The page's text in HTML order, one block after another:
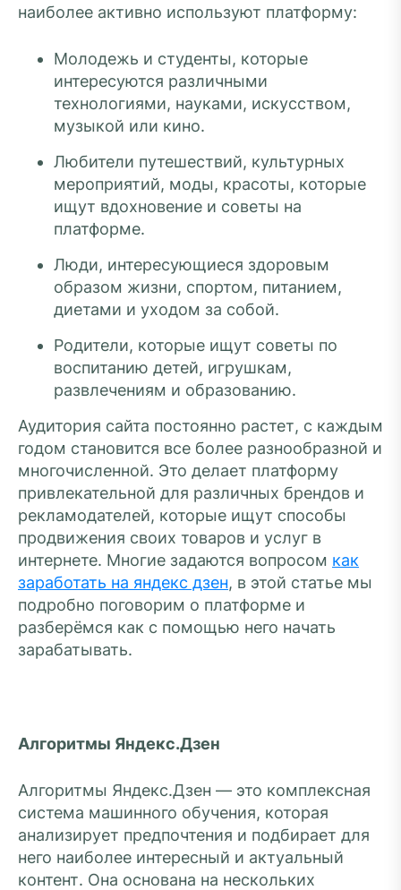
наиболее активно используют платформу:
Молодежь и студенты, которые
интересуются различными
технологиями, науками, искусством,
музыкой или кино.
Любители путешествий, культурных
мероприятий, моды, красоты, которые
ищут вдохновение и советы на
платформе.
Люди, интересующиеся здоровым
образом жизни, спортом, питанием,
диетами и уходом за собой.
Родители, которые ищут советы по
воспитанию детей, игрушкам,
развлечениям и образованию.
Аудитория сайта постоянно растет, с каждым
годом становится все более разнообразной и
многочисленной. Это делает платформу
привлекательной для различных брендов и
рекламодателей, которые ищут способы
продвижения своих товаров и услуг в
интернете. Многие задаются вопросом как
заработать на яндекс дзен, в этой статье мы
подробно поговорим о платформе и
разберёмся как с помощью него начать
зарабатывать.
Алгоритмы Яндекс.Дзен
Алгоритмы Яндекс.Дзен — это комплексная
система машинного обучения, которая
анализирует предпочтения и подбирает для
него наиболее интересный и актуальный
контент. Она основана на нескольких